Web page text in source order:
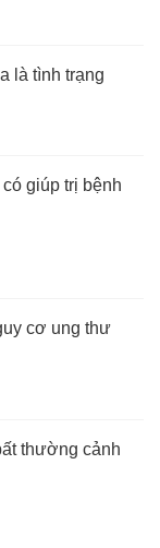
là tình trạng
giúp trị bệnh
cơ ung thư
thường cảnh